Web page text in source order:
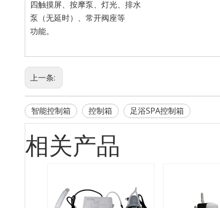
四触摸屏、按摩泵、灯光、排水
泵（无延时）、常开阀座等
功能。
上一条:
智能控制箱 控制箱 足浴SPA控制箱
相关产品